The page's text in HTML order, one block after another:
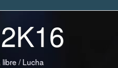
libre/Lucha